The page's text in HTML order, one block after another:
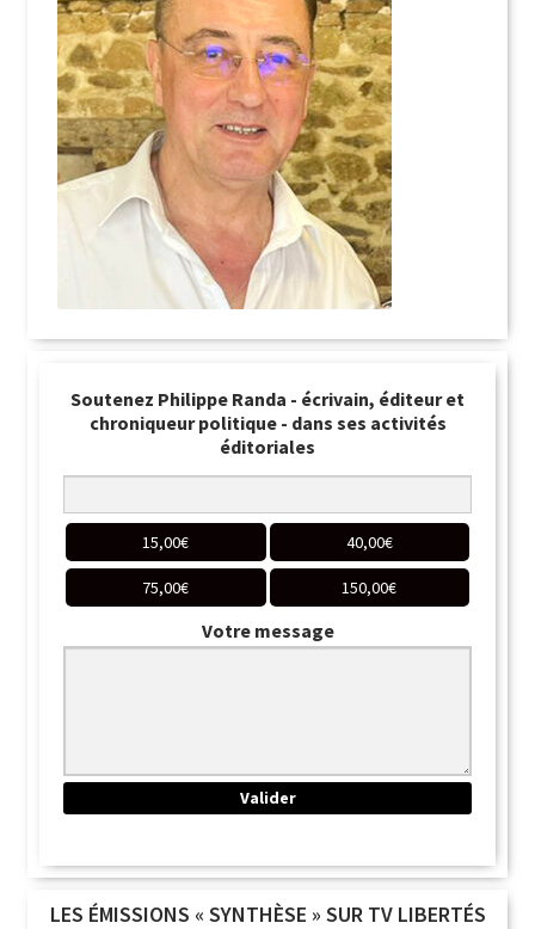
Soutenez Philippe Randa - écrivain, éditeur et
chroniqueur politique - dans ses activités
éditoriales
15,00€ 40,00€
75,00€ 150,00€
Votre message
LES ÉMISSIONS « SYNTHÈSE » SUR TV LIBERTÉS